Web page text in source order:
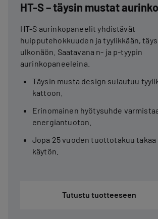
HT-S – täysin mustat
HT-S aurinkopaneelit yhdistävät
huipputehokkuuden ja tyylikkään,
ulkonäön. Saatavana n- ja p-tyypin
aurinkopaneeleina.
Täysin musta design sulautuu
kattoon.
Erinomainen hyötysuhde
energiantuoton.
Jopa 25 vuoden tuottotakuu
käytön.
Tutustu tuotteeseen